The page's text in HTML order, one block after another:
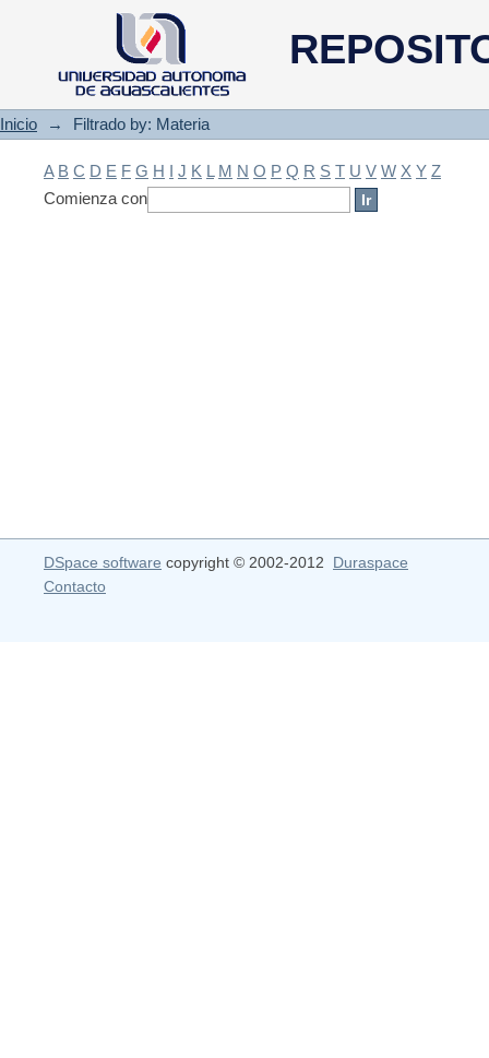
Filtrado by: Materia
Inicio → Filtrado by: Materia
A B C D E F G H I J K L M N O P Q R S T U V W X Y Z
Comienza con
DSpace software copyright © 2002-2012 Duraspace
Contacto